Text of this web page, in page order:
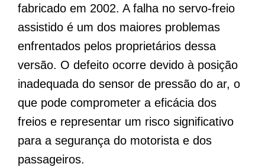
fabricado em 2002. A falha no servo-freio
assistido é um dos maiores problemas
enfrentados pelos proprietários dessa
versão. O defeito ocorre devido à posição
inadequada do sensor de pressão do ar, o
que pode comprometer a eficácia dos
freios e representar um risco significativo
para a segurança do motorista e dos
passageiros.